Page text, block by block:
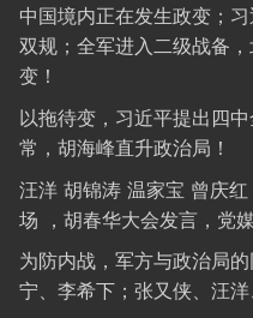
中国境内正在发生政变；
双规；全军进入二级战备
变！
以拖待变，习近平提出四
常，胡海峰直升政治局！
汪洋 胡锦涛 温家宝 曾庆
场 ，胡春华大会发言，党
为防内战，军方与政治局
宁、李希下；张又侠、汪